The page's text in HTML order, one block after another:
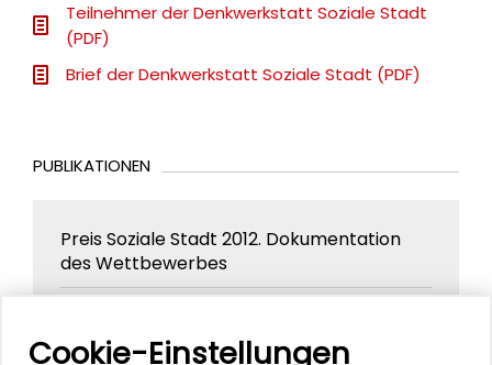
Teilnehmer der Denkwerkstatt Soziale Stadt
(PDF)
Brief der Denkwerkstatt Soziale Stadt (PDF)
PUBLIKATIONEN
Preis Soziale Stadt 2012. Dokumentation
des Wettbewerbes
des Wettbewerbes
Cookie-Einstellungen